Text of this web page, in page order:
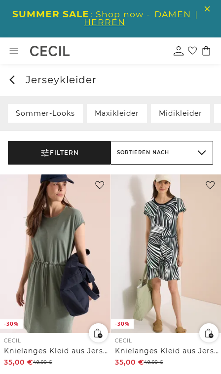
SUMMER SALE : Shop now - DAMEN |
HERREN
Jerseykleider
Sommer-Looks Maxikleider Midikleider
FILTERN SORTIEREN NACH
-30%
CECIL
Knielanges Kleid aus Jersey
35,00 €49,99€
-30%
CECIL
Knielanges Kleid aus Jersey
35,00 €49,99€